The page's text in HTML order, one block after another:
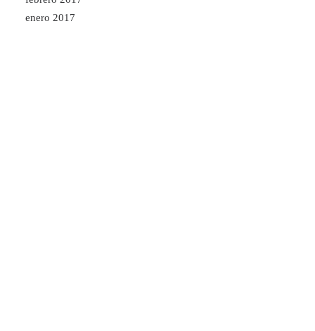
enero 2017